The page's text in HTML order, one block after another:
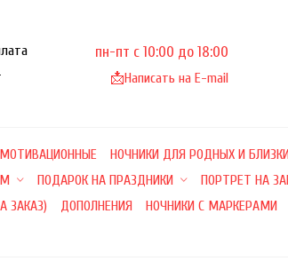
пн-пт с 10:00 до 18:00
📩Написать на E-mail
МОТИВАЦИОННЫЕ НОЧНИКИ ДЛЯ РОДНЫХ И
ПОДАРОК НА ПРАЗДНИКИ
ПОРТРЕТ НА
ЗАКАЗ) ДОПОЛНЕНИЯ НОЧНИКИ С МАРКЕРАМИ